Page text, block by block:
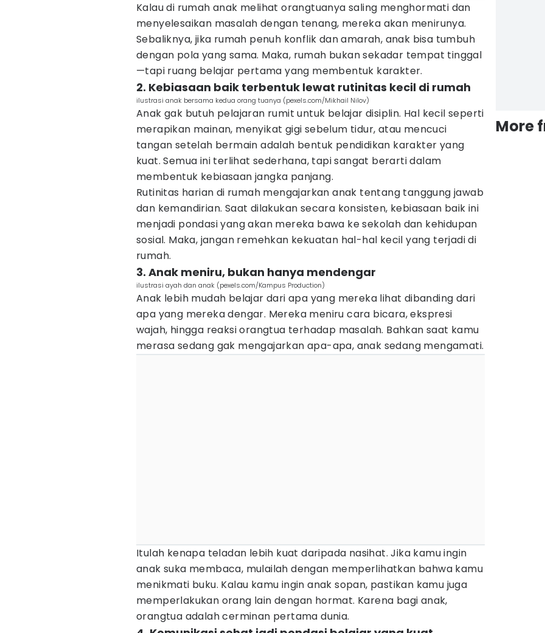
Kalau di rumah anak melihat orangtuanya saling menghormati dan
menyelesaikan masalah dengan tenang, mereka akan menirunya.
Sebaliknya, jika rumah penuh konflik dan amarah, anak bisa tumbuh
dengan pola yang sama. Maka, rumah bukan sekadar tempat tinggal
—tapi ruang belajar pertama yang membentuk karakter.
2. Kebiasaan baik terbentuk lewat rutinitas kecil di rumah
ilustrasi anak bersama kedua orang tuanya (pexels.com/Mikhail Nilov)
Anak gak butuh pelajaran rumit untuk belajar disiplin. Hal kecil seperti
merapikan mainan, menyikat gigi sebelum tidur, atau mencuci
tangan setelah bermain adalah bentuk pendidikan karakter yang
kuat. Semua ini terlihat sederhana, tapi sangat berarti dalam
membentuk kebiasaan jangka panjang.
Rutinitas harian di rumah mengajarkan anak tentang tanggung jawab
dan kemandirian. Saat dilakukan secara konsisten, kebiasaan baik ini
menjadi pondasi yang akan mereka bawa ke sekolah dan kehidupan
sosial. Maka, jangan remehkan kekuatan hal-hal kecil yang terjadi di
rumah.
3. Anak meniru, bukan hanya mendengar
ilustrasi ayah dan anak (pexels.com/Kampus Production)
Anak lebih mudah belajar dari apa yang mereka lihat dibanding dari
apa yang mereka dengar. Mereka meniru cara bicara, ekspresi
wajah, hingga reaksi orangtua terhadap masalah. Bahkan saat kamu
merasa sedang gak mengajarkan apa-apa, anak sedang mengamati.
Itulah kenapa teladan lebih kuat daripada nasihat. Jika kamu ingin
anak suka membaca, mulailah dengan memperlihatkan bahwa kamu
menikmati buku. Kalau kamu ingin anak sopan, pastikan kamu juga
memperlakukan orang lain dengan hormat. Karena bagi anak,
orangtua adalah cerminan pertama dunia.
More